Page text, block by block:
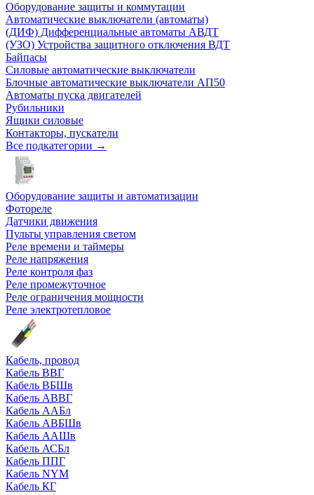
Оборудование защиты и коммутации
Автоматические выключатели (автоматы)
(ДИФ) Дифференциальные автоматы АВДТ
(УЗО) Устройства защитного отключения ВДТ
Байпасы
Силовые автоматические выключатели
Блочные автоматические выключатели АП50
Автоматы пуска двигателей
Рубильники
Ящики силовые
Контакторы, пускатели
Все подкатегории →
Оборудование защиты и автоматизации
Фотореле
Датчики движения
Пульты управления светом
Реле времени и таймеры
Реле напряжения
Реле контроля фаз
Реле промежуточное
Реле ограничения мощности
Реле электротепловое
Кабель, провод
Кабель ВВГ
Кабель ВБШв
Кабель АВВГ
Кабель ААБл
Кабель АВБШв
Кабель ААШв
Кабель АСБл
Кабель ППГ
Кабель NYM
Кабель КГ